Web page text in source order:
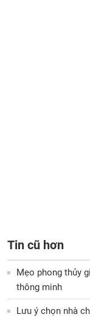
Tin cũ hơn
Mẹo phong thủy
thông minh
Lưu ý chọn nhà